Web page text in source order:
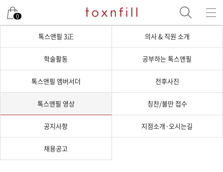
0
톡스앤필 3正 의사 & 직원 소개
학술활동 공부하는 톡스앤필
톡스앤필 앰버서더 전후사진
톡스앤필 영상 칭찬/불만 접수
공지사항 지점소개·오시는길
채용공고